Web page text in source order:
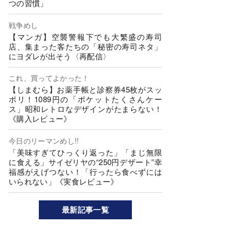
つの習慣」
戦争めし
【マンガ】空襲警報下でも大繁盛の寿司
店、集まった客たちの「秘密の寿司ネタ」
にヨダレが出そう〈再配信〉
これ、買ってよかった！
【しまむら】お薬手帳と診察券45枚がスッ
ポリ！1089円の「ポケットたくさんケー
ス」昭和レトロなデザインがたまらない！
《購入レビュー》
今日のリーマンめし!!
「美味すぎてひっくり返った」「まじ無限
に食える」サイゼリヤの“250円デザート”幸
福感がえげつない！「行ったら食べずには
いられない」《実食レビュー》
最新記事一覧